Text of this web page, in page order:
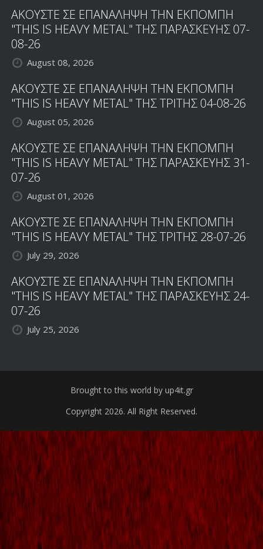
ΑΚΟΥΣΤΕ ΣΕ ΕΠΑΝΑΛΗΨΗ ΤΗΝ ΕΚΠΟΜΠΗ
"THIS IS HEAVY METAL" ΤΗΣ ΠΑΡΑΣΚΕΥΗΣ 07-
08-26
August 08, 2026
ΑΚΟΥΣΤΕ ΣΕ ΕΠΑΝΑΛΗΨΗ ΤΗΝ ΕΚΠΟΜΠΗ
"THIS IS HEAVY METAL" ΤΗΣ ΤΡΙΤΗΣ 04-08-26
August 05, 2026
ΑΚΟΥΣΤΕ ΣΕ ΕΠΑΝΑΛΗΨΗ ΤΗΝ ΕΚΠΟΜΠΗ
"THIS IS HEAVY METAL" ΤΗΣ ΠΑΡΑΣΚΕΥΗΣ 31-
07-26
August 01, 2026
ΑΚΟΥΣΤΕ ΣΕ ΕΠΑΝΑΛΗΨΗ ΤΗΝ ΕΚΠΟΜΠΗ
"THIS IS HEAVY METAL" ΤΗΣ ΤΡΙΤΗΣ 28-07-26
July 29, 2026
ΑΚΟΥΣΤΕ ΣΕ ΕΠΑΝΑΛΗΨΗ ΤΗΝ ΕΚΠΟΜΠΗ
"THIS IS HEAVY METAL" ΤΗΣ ΠΑΡΑΣΚΕΥΗΣ 24-
07-26
July 25, 2026
Brought to this world by up4it.gr
Copyright 2026. All Right Reserved.